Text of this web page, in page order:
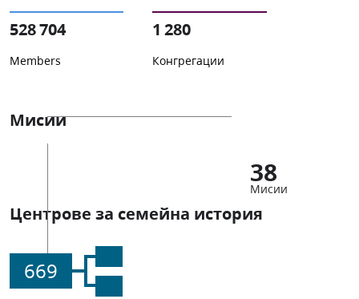
528 704
Members
1 280
Конгрегации
Мисии
38
Мисии
Центрове за семейна история
669